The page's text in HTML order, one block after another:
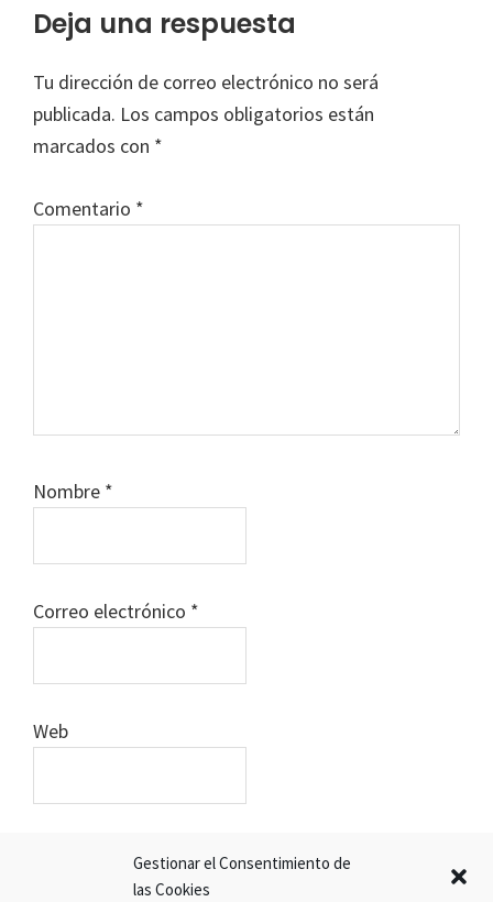
Gestionar el Consentimiento de
las Cookies
Interacciones
los
lectores
Deja una respuesta
Tu dirección de correo electrónico no será
publicada. Los campos obligatorios están
marcados con *
Comentario *
Nombre *
Correo electrónico *
Web